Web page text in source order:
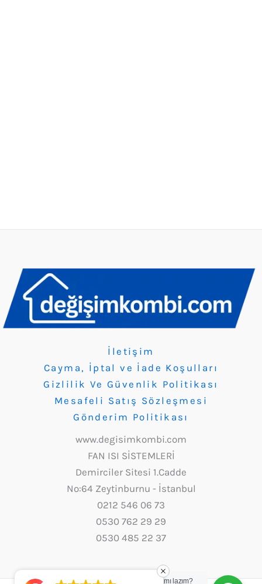
İletişim
Cayma, İptal ve İade Koşulları
Gizlilik Ve Güvenlik Politikası
Mesafeli Satış Sözleşmesi
Gönderim Politikası
www.degisimkombi.com
FAN ISI SİSTEMLERİ
Demirciler Sitesi 1.Cadde
No:64 Zeytinburnu - İstanbul
0212 546 06 73
0530 762 29 29
0530 485 22 37
Yardım mı lazım?